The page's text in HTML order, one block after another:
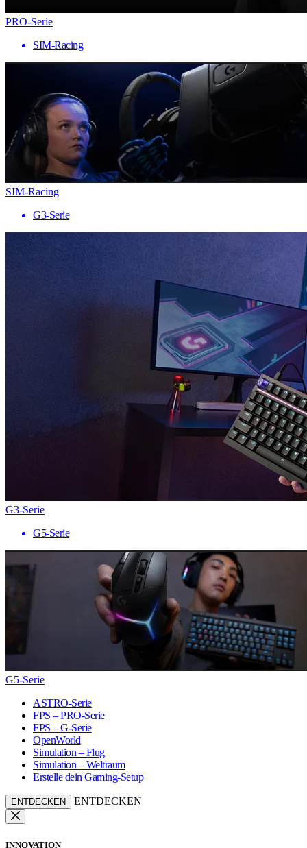
PRO-Serie
SIM-Racing
SIM-Racing
G3-Serie
G3-Serie
G5-Serie
G5-Serie
ASTRO-Serie
FPS – PRO-Serie
FPS – G-Serie
OpenWorld
Simulation – Flug
Simulation – Weltraum
Erstelle dein Gaming-Setup
ENTDECKEN ENTDECKEN
INNOVATION